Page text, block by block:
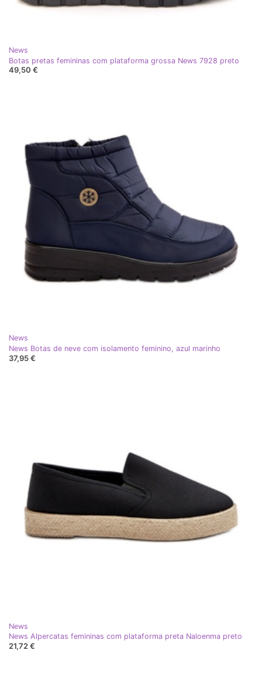
News
Botas pretas femininas com plataforma grossa News 7928 preto
49,50 €
News
News Botas de neve com isolamento feminino, azul marinho
37,95 €
News
News Alpercatas femininas com plataforma preta Naloenma preto
21,72 €